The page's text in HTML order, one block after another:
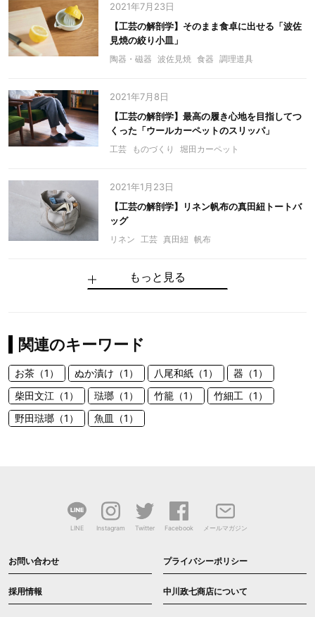
2021年7月23日
【工芸の解剖学】そのまま食卓に出せる「波佐
見焼の絞り小皿」
陶器・磁器 波佐見焼 食器 調理道具
2021年7月8日
【工芸の解剖学】最高の履き心地を目指してつ
くった「ウールカーペットのスリッパ」
工芸 ものづくり 堀田カーペット
2021年1月23日
【工芸の解剖学】リネン帆布の真田紐トートバ
ッグ
リネン 工芸 真田紐 帆布
もっと見る
関連のキーワード
お茶（1） ぬか漬け（1） 八尾和紙（1）
器（1）
柴田文江（1）
琺瑯（1） 竹籠（1）
竹細工（1）
野田琺瑯（1）
魚皿（1）
LINE Instagram Twitter Facebook メールマガジン
お問い合わせ プライバシーポリシー
採用情報 中川政七商店について